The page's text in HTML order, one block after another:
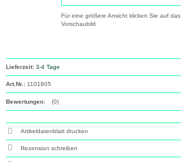
Für eine größere Ansicht klicken Sie auf das
Vorschaubild
Lieferzeit: 3-4 Tage
Art.Nr.: 1101805
Bewertungen: (0)
Artikeldatenblatt drucken
Rezension schreiben